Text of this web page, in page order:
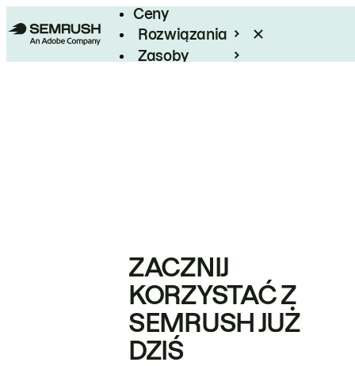
Ceny
Rozwiązania
Zasoby
ZACZNIJ
KORZYSTAĆ Z
SEMRUSH JUŻ
DZIŚ